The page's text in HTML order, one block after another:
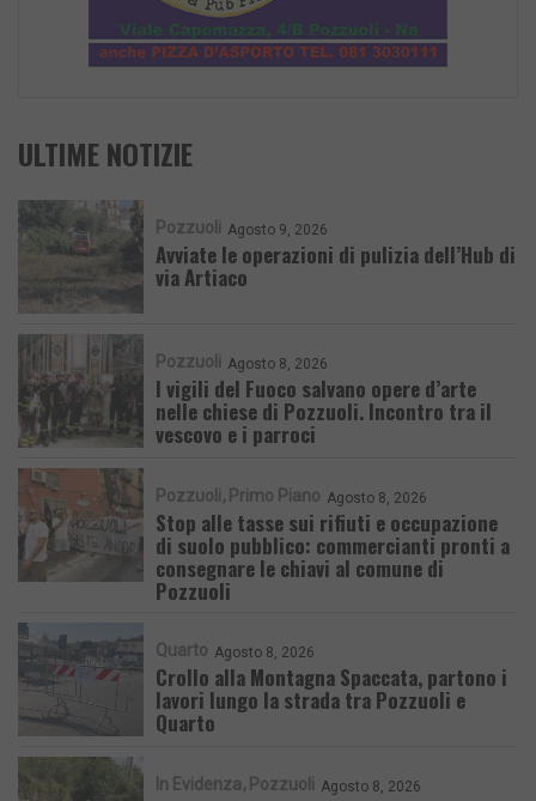
ULTIME NOTIZIE
Pozzuoli Agosto 9, 2026
Avviate le operazioni di pulizia dell’Hub di
via Artiaco
Pozzuoli Agosto 8, 2026
I vigili del Fuoco salvano opere d’arte
nelle chiese di Pozzuoli. Incontro tra il
vescovo e i parroci
Pozzuoli Primo Piano Agosto 8, 2026
Stop alle tasse sui rifiuti e occupazione
di suolo pubblico: commercianti pronti a
consegnare le chiavi al comune di
Pozzuoli
Quarto Agosto 8, 2026
Crollo alla Montagna Spaccata, partono i
lavori lungo la strada tra Pozzuoli e
Quarto
In Evidenza Pozzuoli Agosto 8, 2026